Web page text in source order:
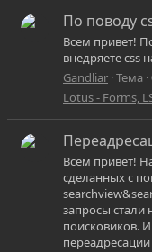
По поводу
Всем привет!
внедряете css
Gandliar Тема
Lotus - Forms,
Всем привет!
сделанных с
запросы стали
поисковиков.